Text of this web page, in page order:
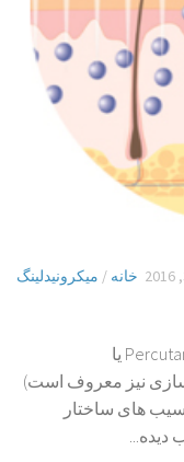
خانه / میکرونیدلینگ
P.C.I یا Percutaneous Collagen Induction Therapy یا
سازی نیز معروف است)
های ساختار